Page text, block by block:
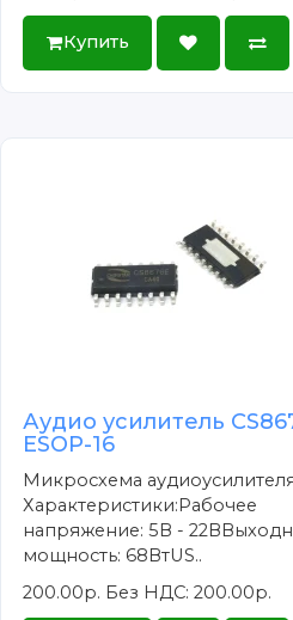
Купить
Аудио усилитель
ESOP-16
Микросхема
Характеристики:Рабочее
напряжение: 5В -
мощность: 68ВтUS..
200.00р. Без НДС: 200.00р.